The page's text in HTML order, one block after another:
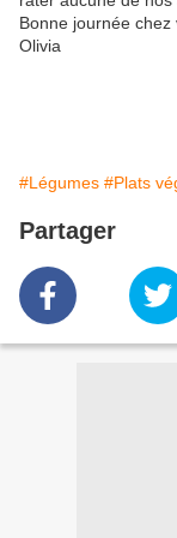
Bonne journée
Olivia
#Légumes #Plats
Partager